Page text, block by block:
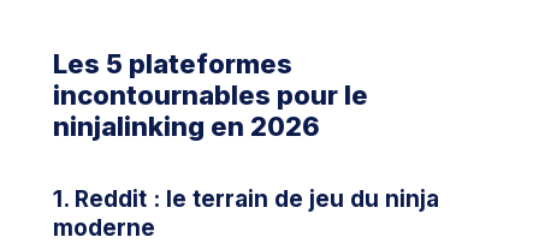
Les 5 plateformes
incontournables pour le
ninjalinking en 2026
1. Reddit : le terrain de jeu du ninja
moderne